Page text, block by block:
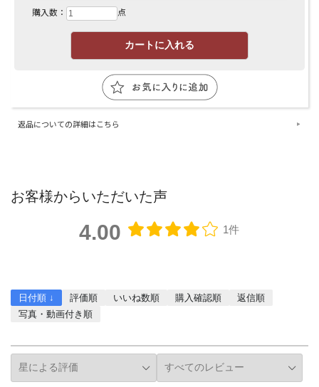
購入数： 点
返品についての詳細はこちら
お客様からいただいた声
4.00 1件
日付順 ↓ 評価順 いいね数順 購入確認順
返信順
写真・動画付き順